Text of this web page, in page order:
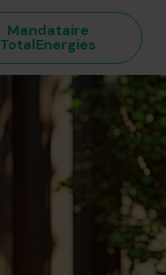
Mandataire
TotalEnergies